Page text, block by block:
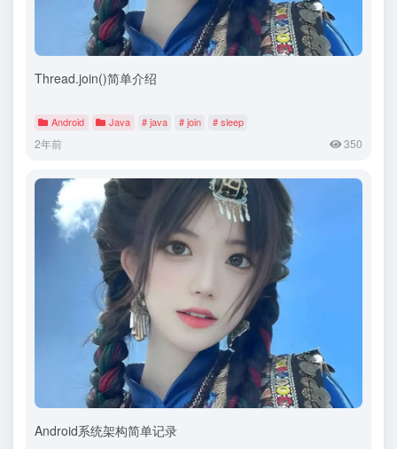
Thread.join()简单介绍
Android Java # java # join # sleep
2年前 350
Android系统架构简单记录